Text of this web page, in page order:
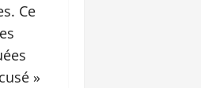
Ce
»